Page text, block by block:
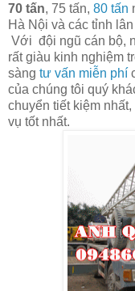
70 tấn, 75 tấn, 80 tấn
Hà Nội và các tỉnh
Với đội ngũ cán bộ,
rất giàu kinh nghiệm
sàng tư vấn miễn phí
của chúng tôi quý
chuyển tiết kiệm
vụ tốt nhất.